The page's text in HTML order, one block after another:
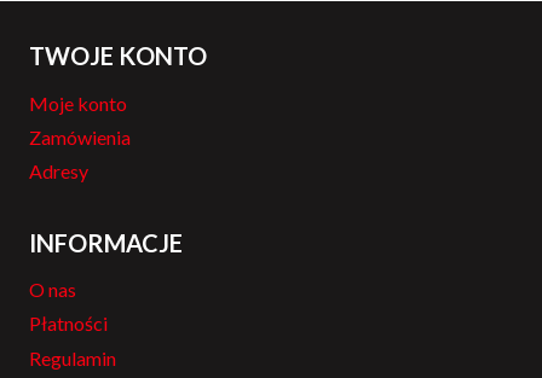
TWOJE KONTO
Moje konto
Zamówienia
Adresy
INFORMACJE
O nas
Płatności
Regulamin